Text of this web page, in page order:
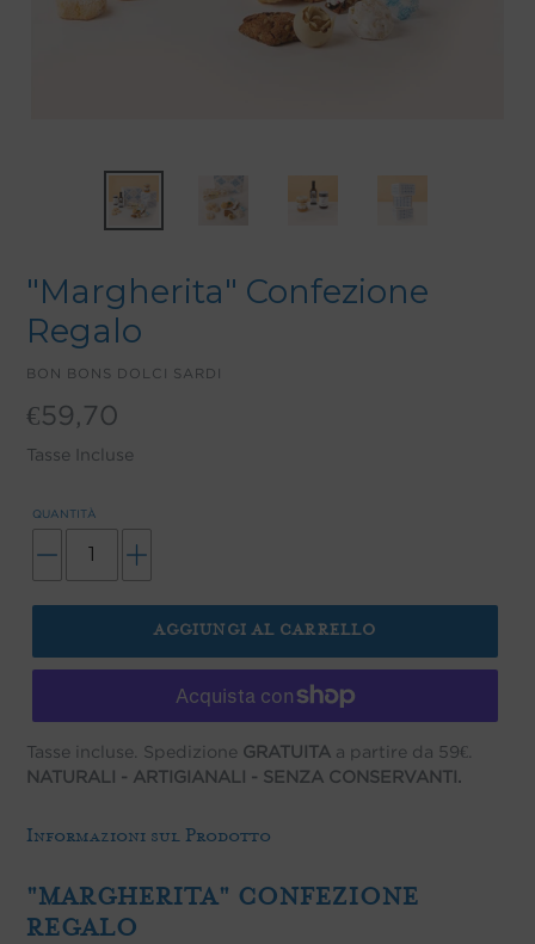
"Margherita" Confezione
Regalo
VENDITORE
BON BONS DOLCI SARDI
Prezzo
di
listino
€59,70
Tasse Incluse
QUANTITÀ
AGGIUNGI AL CARRELLO
Tasse incluse. Spedizione GRATUITA a partire da 59€.
NATURALI - ARTIGIANALI - SENZA CONSERVANTI.
Informazioni sul Prodotto
"MARGHERITA" CONFEZIONE
REGALO